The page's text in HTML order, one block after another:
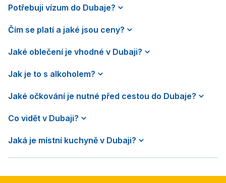
Potřebuji vízum do Dubaje?
Čím se platí a jaké jsou ceny?
Jaké oblečení je vhodné v Dubaji?
Jak je to s alkoholem?
Jaké očkování je nutné před cestou do Dubaje?
Co vidět v Dubaji?
Jaká je místní kuchyně v Dubaji?